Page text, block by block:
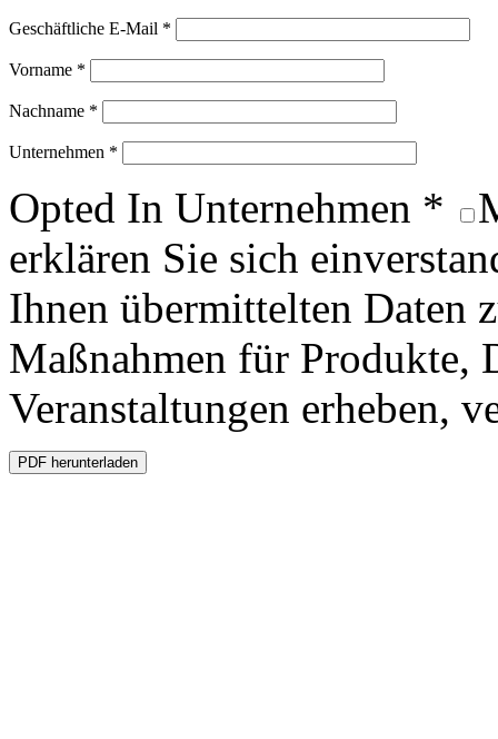
Geschäftliche E-Mail *
Vorname *
Nachname *
Unternehmen *
Opted In Unternehmen *
erklären Sie sich
Ihnen übermittelten Daten
Maßnahmen für Produkte,
Veranstaltungen erheben,
PDF herunterladen